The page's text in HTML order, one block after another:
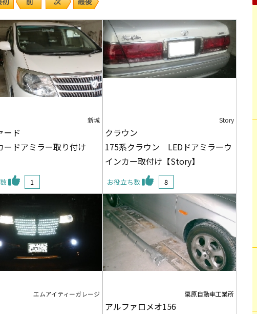
新城
ード
ードアミラー取り付け
1
Story
クラウン
175系クラウン LEDドアミラーウ
インカー取付け【Story】
お役立ち数 8
エムアイティーガレージ 栗原自動車工業所
アルファロメオ156